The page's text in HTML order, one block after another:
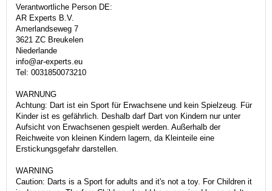
Verantwortliche Person DE:
AR Experts B.V.
Amerlandseweg 7
3621 ZC Breukelen
Niederlande
info@ar-experts.eu
Tel: 0031850073210
WARNUNG
Achtung: Dart ist ein Sport für Erwachsene und kein Spielzeug. Für
Kinder ist es gefährlich. Deshalb darf Dart von Kindern nur unter
Aufsicht von Erwachsenen gespielt werden. Außerhalb der
Reichweite von kleinen Kindern lagern, da Kleinteile eine
Erstickungsgefahr darstellen.
WARNING
Caution: Darts is a Sport for adults and it's not a toy. For Children it